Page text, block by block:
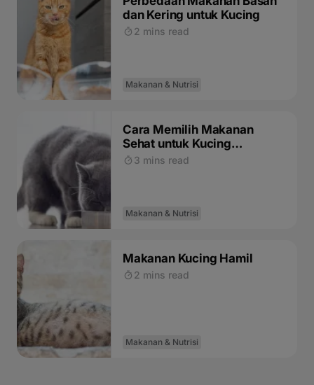
dan Kering untuk Kucing
2 mins read
Makanan & Nutrisi
Cara Memilih Makanan
Sehat untuk Kucing
Kesayangan Anda
3 mins read
Makanan & Nutrisi
Makanan Kucing Hamil
2 mins read
Makanan & Nutrisi